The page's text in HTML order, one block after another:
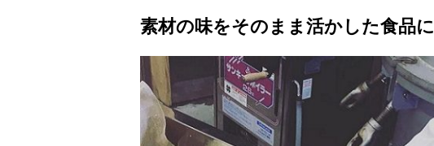
素材の味をそのまま活かした食品に